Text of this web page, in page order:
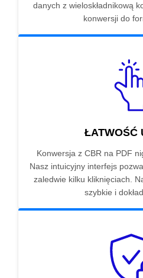
danych z wieloskładnikową
konwersji do
ŁATWOŚĆ
Konwersja z CBR na PDF
Nasz intuicyjny interfejs
zaledwie kilku kliknięciach.
szybkie i